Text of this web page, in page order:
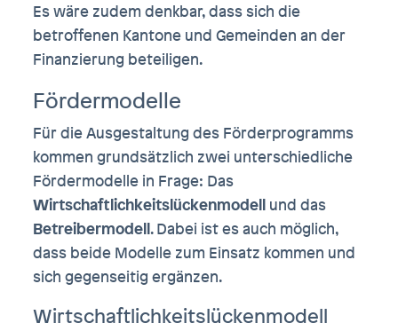
Es wäre zudem denkbar, dass sich die
betroffenen Kantone und Gemeinden an der
Finanzierung beteiligen.
Fördermodelle
Für die Ausgestaltung des Förderprogramms
kommen grundsätzlich zwei unterschiedliche
Fördermodelle in Frage: Das
Wirtschaftlichkeitslückenmodell und das
Betreibermodell. Dabei ist es auch möglich,
dass beide Modelle zum Einsatz kommen und
sich gegenseitig ergänzen.
Wirtschaftlichkeitslückenmodell